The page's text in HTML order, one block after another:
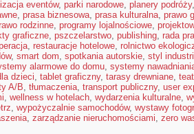
eventów, parki narodowe, planery podróży
, prasa biznesowa, prasa kulturalna, prawo
rodzinne, programy lojalnościowe,
graficzne, pszczelarstwo, publishing, rada
, restauracje hotelowe, rolnictwo
, smart dom, spotkania autorskie, styl
alarmowe do domu, systemy
dzieci, tablet graficzny, tarasy drewniane,
A/B, tłumaczenia, transport publiczny, user
, wellness w hotelach, wydarzenia kulturalne,
, wypożyczalnie samochodów, wystawy
, zarządzanie nieruchomościami, zero